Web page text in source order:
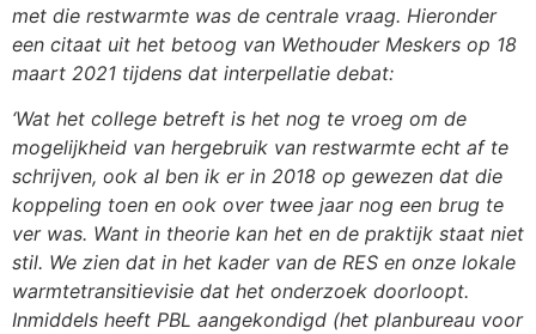
met die restwarmte was de centrale vraag. Hieronder
een citaat uit het betoog van Wethouder Meskers op 18
maart 2021 tijdens dat interpellatie debat:
‘Wat het college betreft is het nog te vroeg om de
mogelijkheid van hergebruik van restwarmte echt af te
schrijven, ook al ben ik er in 2018 op gewezen dat die
koppeling toen en ook over twee jaar nog een brug te
ver was. Want in theorie kan het en de praktijk staat niet
stil. We zien dat in het kader van de RES en onze lokale
warmtetransitievisie dat het onderzoek doorloopt.
Inmiddels heeft PBL aangekondigd (het planbureau voor